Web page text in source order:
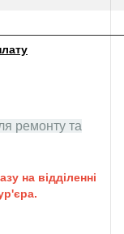
ремонту та
на відділенні